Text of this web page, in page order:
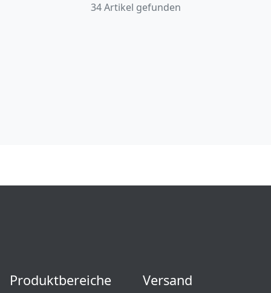
34 Artikel gefunden
Produktbereiche Versand